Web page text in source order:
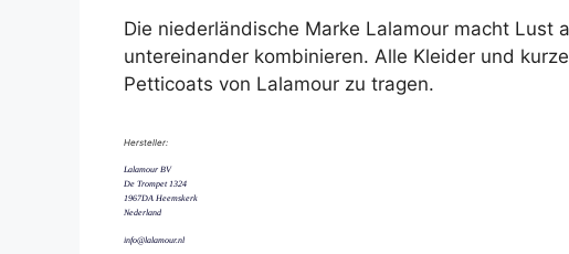
Die niederländische Marke Lalamour macht Lust
untereinander kombinieren. Alle Kleider und
Petticoats von Lalamour zu tragen.
Hersteller:
Lalamour BV
De Trompet 1324
1967DA Heemskerk
Nederland
info@lalamour.nl